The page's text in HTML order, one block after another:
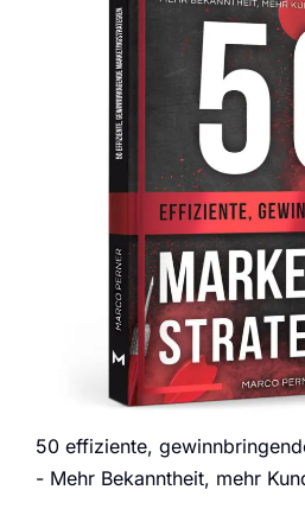
50 effiziente,
- Mehr Bekanntheit, mehr